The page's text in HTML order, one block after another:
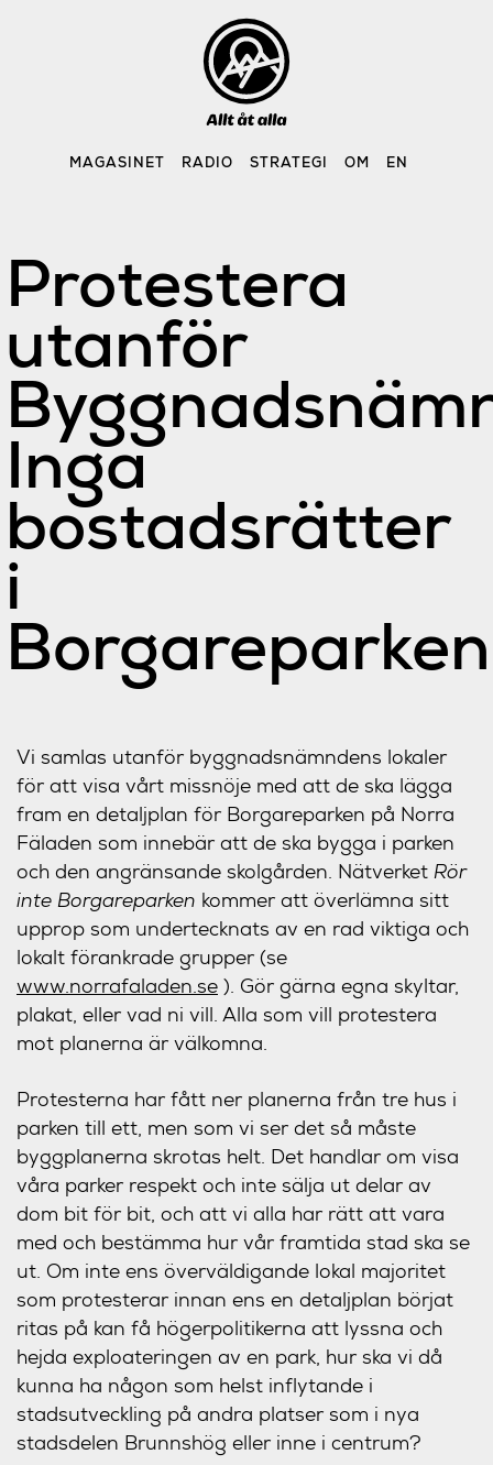
MAGASINET RADIO STRATEGI OM EN
Protestera
utanför
Inga
bostadsrätter
i
Vi samlas utanför byggnadsnämndens lokaler
för att visa vårt missnöje med att de ska lägga
fram en detaljplan för Borgareparken på Norra
Fäladen som innebär att de ska bygga i parken
och den angränsande skolgården. Nätverket Rör
inte Borgareparken kommer att överlämna sitt
upprop som undertecknats av en rad viktiga och
lokalt förankrade grupper (se
www.norrafaladen.se ). Gör gärna egna skyltar,
plakat, eller vad ni vill. Alla som vill protestera
mot planerna är välkomna.
Protesterna har fått ner planerna från tre hus i
parken till ett, men som vi ser det så måste
byggplanerna skrotas helt. Det handlar om visa
våra parker respekt och inte sälja ut delar av
dom bit för bit, och att vi alla har rätt att vara
med och bestämma hur vår framtida stad ska se
ut. Om inte ens överväldigande lokal majoritet
som protesterar innan ens en detaljplan börjat
ritas på kan få högerpolitikerna att lyssna och
hejda exploateringen av en park, hur ska vi då
kunna ha någon som helst inflytande i
stadsutveckling på andra platser som i nya
stadsdelen Brunnshög eller inne i centrum?